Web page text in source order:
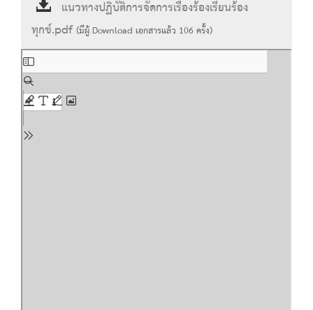
แนวทางปฏิบัติการจัดการเรื่องร้องเรียนร้อง
ทุกข์.pdf(มีผู้ Download เอกสารแล้ว 106 ครั้ง)